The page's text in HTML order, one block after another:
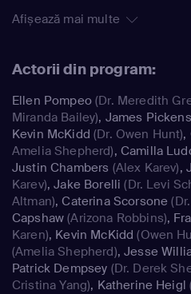
Afișează mai multe
Actorii din program:
Ellen Pompeo(Dr. Meredith
Miranda Bailey), James
Kevin McKidd (Dr. Owen Hunt),
Amelia Shepherd), Camilla
Justin Chambers (Alex Karev),
Karev),Jake Borelli (Dr. Levi
Altman),Caterina Scorsone
Capshaw (Arizona Robbins),
Karen), Kevin McKidd (Owen
(Amelia Shepherd),Jesse
Patrick Dempsey (Dr. Derek
Cristina Yang), Katherine Heigl